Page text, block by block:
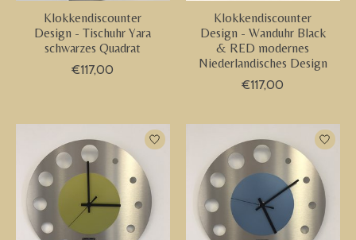
Klokkendiscounter
Design - Tischuhr Yara
schwarzes Quadrat
€117,00
Klokkendiscounter
Design - Wanduhr Black
& RED modernes
Niederlandisches Design
€117,00